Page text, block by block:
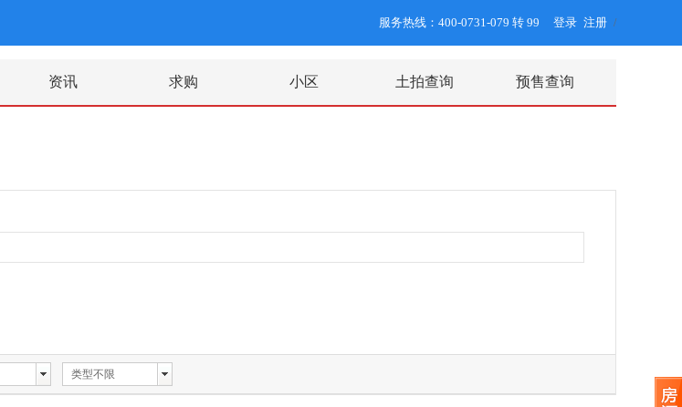
服务热线：400-0731-079 转 99 登录 /
注册
资讯 求购 小区 土拍查询 预售查询
类型不限